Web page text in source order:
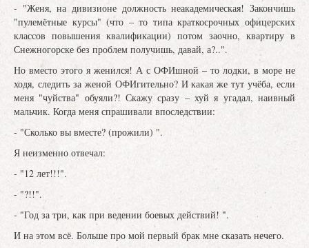
- "Женя, на дивизионе должность неакадемическая! Закончишь
"пулемётные курсы" (что – то типа краткосрочных офицерских
классов повышения квалификации) потом заочно, квартиру в
Снежногорске без проблем получишь, давай, а?..".
Но вместо этого я женился! А с ОФИшной – то лодки, в море не
ходя, следить за женой ОФИгительно? И какая же тут учёба, если
меня "чуйства" обуяли?! Скажу сразу – хуй я угадал, наивный
мальчик. Когда меня спрашивали впоследствии:
- "Сколько вы вместе? (прожили) ".
Я неизменно отвечал:
- "12 лет!!!".
- "?!!".
- "Год за три, как при ведении боевых действий! ".
И на этом всё. Больше про мой первый брак мне сказать нечего.